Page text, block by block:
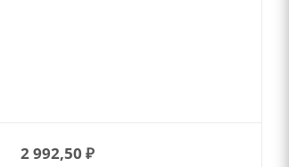
2 992,50 ₽